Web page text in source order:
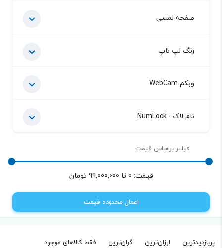
صفحه لمسی
رنگ لپ تاپ
وبکم WebCam
نام لاک - NumLock
فیلتر براساس قیمت
قیمت: 0 تا 99,000,000 تومان
اعمال محدوده قیمت
پربازدیدترین ارزان‌ترین گران‌ترین
فقط کالاهای موجود‌